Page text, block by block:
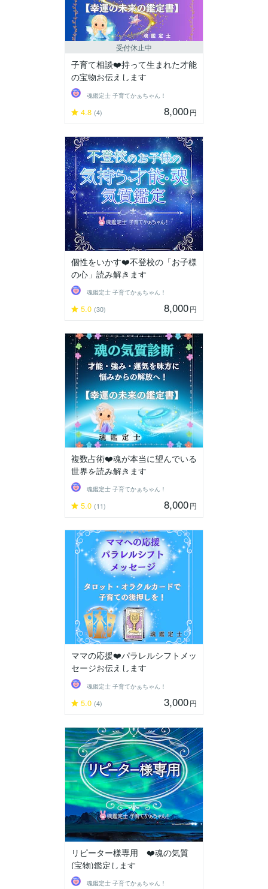
受付休止中
子育て相談❤️持って生まれた才能
の宝物お伝えします
魂鑑定士 子育てかぁちゃん！
4.8 (4) 8,000円
個性をいかす❤️不登校の「お子様
の心」読み解きます
魂鑑定士 子育てかぁちゃん！
5.0 (30) 8,000円
複数占術❤️魂が本当に望んでいる
世界を読み解きます
魂鑑定士 子育てかぁちゃん！
5.0 (11) 8,000円
ママの応援❤️パラレルシフトメッ
セージお伝えします
魂鑑定士 子育てかぁちゃん！
5.0 (4) 3,000円
リピーター様専用 ❤️魂の気質
(宝物)鑑定します
魂鑑定士 子育てかぁちゃん！